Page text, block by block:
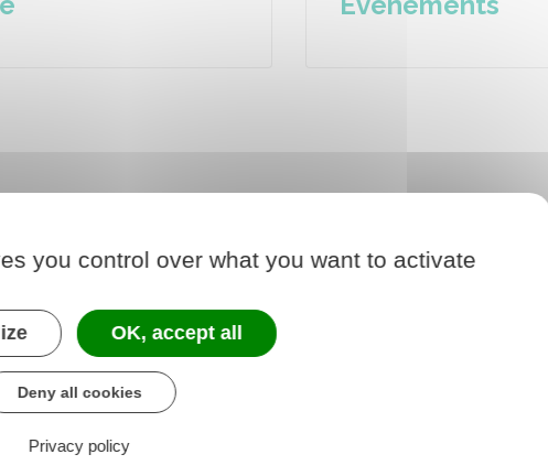
you control over what you want to activate
OK, accept all
Deny all cookies
Privacy policy